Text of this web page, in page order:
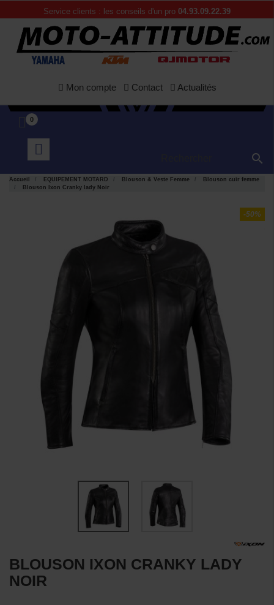
Service clients : les conseils d'un pro 04.93.09.22.39
Mon compte Contact Actualités
0

Accueil EQUIPEMENT MOTARD Blouson & Veste Femme
Blouson cuir femme
Blouson Ixon Cranky lady Noir
-50%
BLOUSON IXON CRANKY LADY
NOIR